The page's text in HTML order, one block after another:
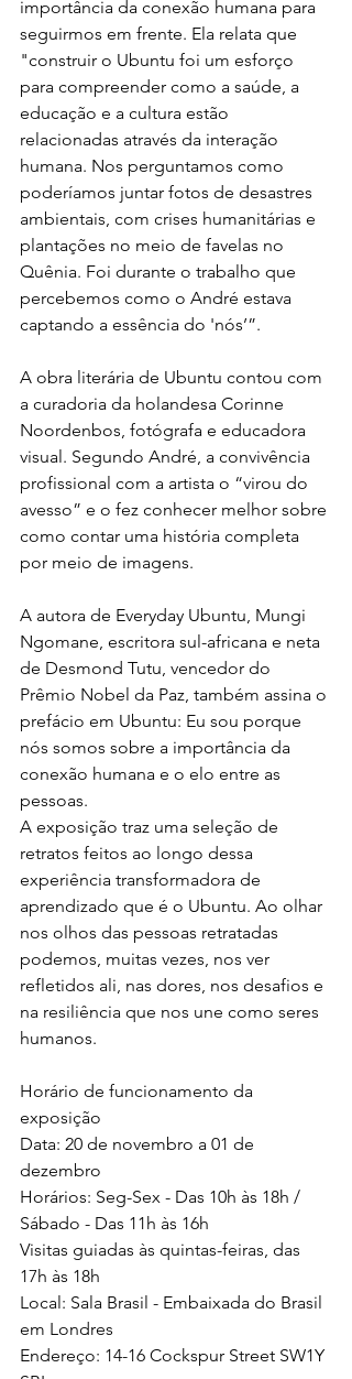
importância da conexão humana para
seguirmos em frente. Ela relata que
"construir o Ubuntu foi um esforço
para compreender como a saúde, a
educação e a cultura estão
relacionadas através da interação
humana. Nos perguntamos como
poderíamos juntar fotos de desastres
ambientais, com crises humanitárias e
plantações no meio de favelas no
Quênia. Foi durante o trabalho que
percebemos como o André estava
captando a essência do 'nós’”.
A obra literária de Ubuntu contou com
a curadoria da holandesa Corinne
Noordenbos, fotógrafa e educadora
visual. Segundo André, a convivência
profissional com a artista o “virou do
avesso” e o fez conhecer melhor sobre
como contar uma história completa
por meio de imagens.
A autora de Everyday Ubuntu, Mungi
Ngomane, escritora sul-africana e neta
de Desmond Tutu, vencedor do
Prêmio Nobel da Paz, também assina o
prefácio em Ubuntu: Eu sou porque
nós somos sobre a importância da
conexão humana e o elo entre as
pessoas.
A exposição traz uma seleção de
retratos feitos ao longo dessa
experiência transformadora de
aprendizado que é o Ubuntu. Ao olhar
nos olhos das pessoas retratadas
podemos, muitas vezes, nos ver
refletidos ali, nas dores, nos desafios e
na resiliência que nos une como seres
humanos.
Horário de funcionamento da
exposição
Data: 20 de novembro a 01 de
dezembro
Horários: Seg-Sex - Das 10h às 18h /
Sábado - Das 11h às 16h
Visitas guiadas às quintas-feiras, das
17h às 18h
Local: Sala Brasil - Embaixada do Brasil
em Londres
Endereço: 14-16 Cockspur Street SW1Y